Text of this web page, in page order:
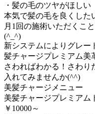
・髪の毛のツヤがほしい
本気で髪の毛を良くした
月1回の施術いただくこ
(^_^)
新システムによりグレー
髪チャージプレミアム美
さわればわかる！さわり
入れてみませんか(^^)
美髪チャージメニュー
美髪チャージプレミア
￥10000～